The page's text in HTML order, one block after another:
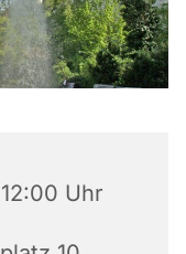
Uhr